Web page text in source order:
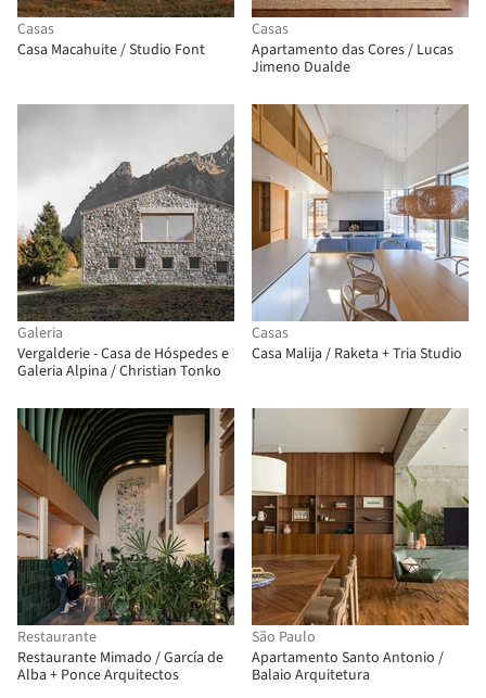
Casas
Casa Macahuite / Studio Font
Casas
Apartamento das Cores / Lucas
Jimeno Dualde
Galeria
Vergalderie - Casa de Hóspedes e
Galeria Alpina / Christian Tonko
Casas
Casa Malija / Raketa + Tria Studio
Restaurante
Restaurante Mimado / García de
Alba + Ponce Arquitectos
São Paulo
Apartamento Santo Antonio /
Balaio Arquitetura